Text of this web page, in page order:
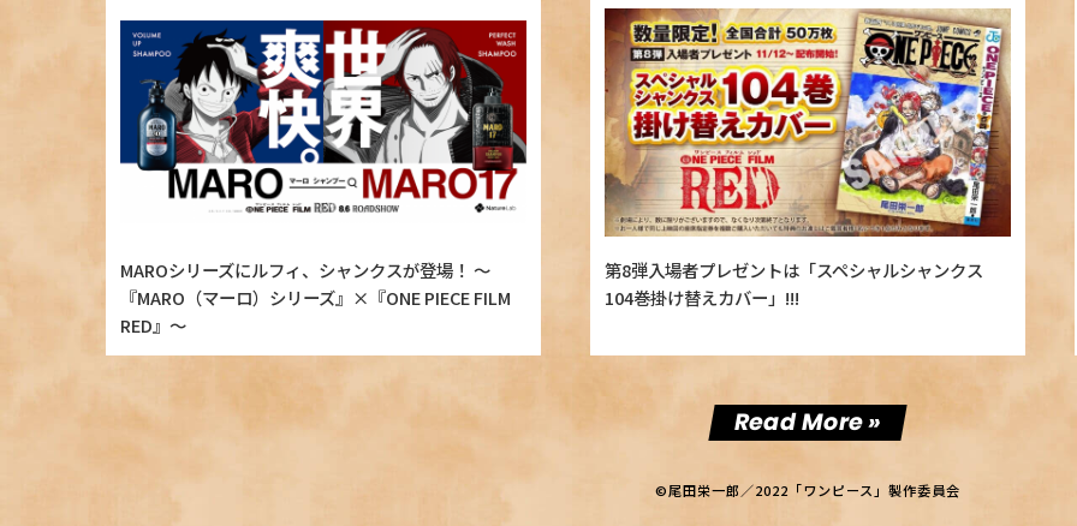
MAROシリーズにルフィ、シャンクスが登場！ ～
『MARO（マーロ）シリーズ』×『ONE PIECE FILM
RED』～
第8弾入場者プレゼントは「スペシャルシャンクス
104巻掛け替えカバー」!!!
Read More »
©尾田栄一郎／2022「ワンピース」製作委員会